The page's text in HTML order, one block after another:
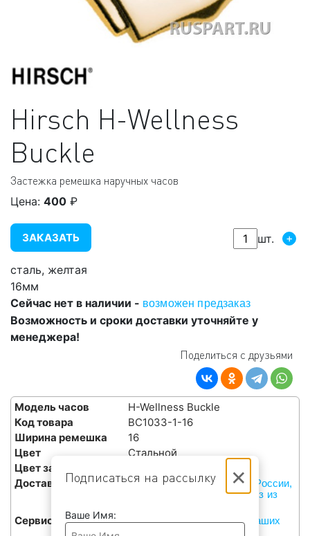
×
Подписаться на рассылку
Ваше Имя:
Hirsch H-Wellness
Buckle
Застежка ремешка наручных часов
Цена: 400 ₽
ЗАКАЗАТЬ шт. +
сталь, желтая
16мм
Сейчас нет в наличии - возможен предзаказ
Возможность и сроки доставки уточняйте у
менеджера!
Поделиться с друзьями
Модель часов
H-Wellness Buckle
Код товара
BC1033-1-16
Ширина ремешка
16
Цвет
Стальной
Цвет застежки
Доставка
Курьерами СДЭК по всей России,
или бесплатный самовывоз из
Сервис
Бесплатная установка в наших